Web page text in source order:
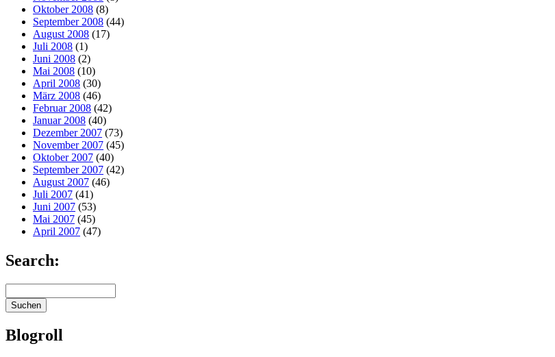
Oktober 2008 (8)
September 2008 (44)
August 2008 (17)
Juli 2008 (1)
Juni 2008 (2)
Mai 2008 (10)
April 2008 (30)
März 2008 (46)
Februar 2008 (42)
Januar 2008 (40)
Dezember 2007 (73)
November 2007 (45)
Oktober 2007 (40)
September 2007 (42)
August 2007 (46)
Juli 2007 (41)
Juni 2007 (53)
Mai 2007 (45)
April 2007 (47)
Search:
Blogroll